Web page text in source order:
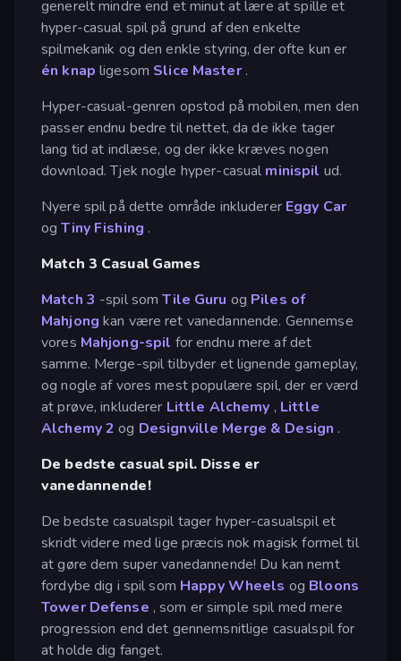
generelt mindre end et minut at lære at spille et
hyper-casual spil på grund af den enkelte
spilmekanik og den enkle styring, der ofte kun er
én knap ligesom Slice Master.
Hyper-casual-genren opstod på mobilen, men den
passer endnu bedre til nettet, da de ikke tager
lang tid at indlæse, og der ikke kræves nogen
download. Tjek nogle hyper-casual minispil ud.
Nyere spil på dette område inkluderer Eggy Car
ogTiny Fishing .
Match 3 Casual Games
Match 3 -spil somTile Guru og Piles of
Mahjong kan være ret vanedannende. Gennemse
vores Mahjong-spil for endnu mere af det
samme. Merge-spil tilbyder et lignende gameplay,
og nogle af vores mest populære spil, der er værd
at prøve, inkluderer Little Alchemy , Little
Alchemy 2 og Designville Merge & Design .
De bedste casual spil. Disse er
vanedannende!
De bedste casualspil tager hyper-casualspil et
skridt videre med lige præcis nok magisk formel til
at gøre dem super vanedannende! Du kan nemt
fordybe dig i spil som Happy Wheels og Bloons
Tower Defense , som er simple spil med mere
progression end det gennemsnitlige casualspil for
at holde dig fanget.